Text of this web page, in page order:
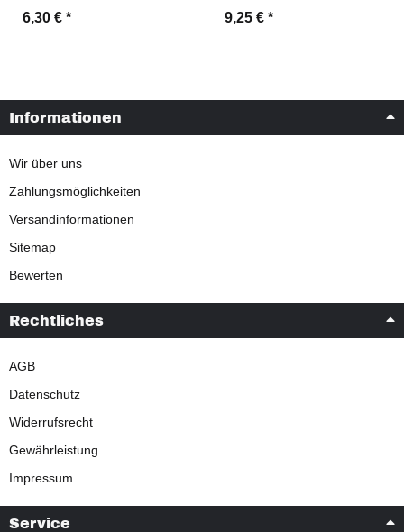
6,30 € * 9,25 € *
Informationen
Wir über uns
Zahlungsmöglichkeiten
Versandinformationen
Sitemap
Bewerten
Rechtliches
AGB
Datenschutz
Widerrufsrecht
Gewährleistung
Impressum
Service